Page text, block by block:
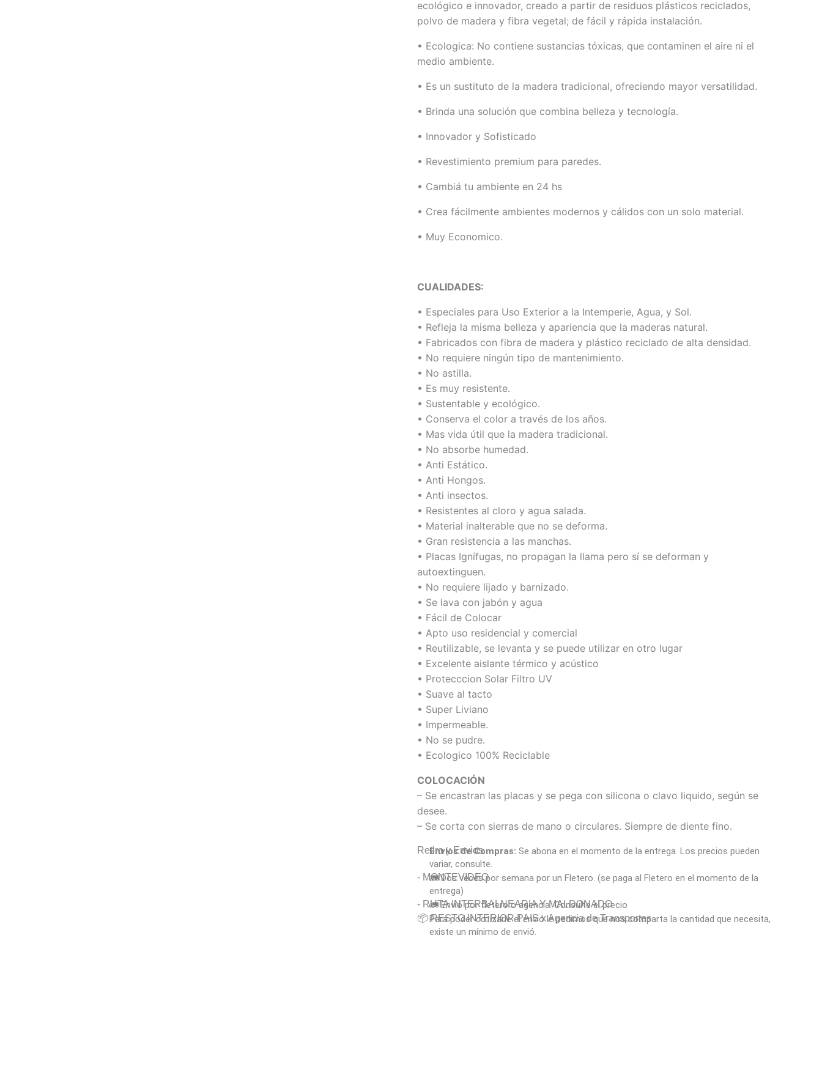
ecológico e innovador, creado a partir de residuos plásticos reciclados,
polvo de madera y fibra vegetal; de fácil y rápida instalación.
• Ecologica: No contiene sustancias tóxicas, que contaminen el aire ni el
medio ambiente.
• Es un sustituto de la madera tradicional, ofreciendo mayor versatilidad.
• Brinda una solución que combina belleza y tecnología.
• Innovador y Sofisticado
• Revestimiento premium para paredes.
• Cambiá tu ambiente en 24 hs
• Crea fácilmente ambientes modernos y cálidos con un solo material.
• Muy Economico.
CUALIDADES:
• Especiales para Uso Exterior a la Intemperie, Agua, y Sol.
• Refleja la misma belleza y apariencia que la maderas natural.
• Fabricados con fibra de madera y plástico reciclado de alta densidad.
• No requiere ningún tipo de mantenimiento.
• No astilla.
• Es muy resistente.
• Sustentable y ecológico.
• Conserva el color a través de los años.
• Mas vida útil que la madera tradicional.
• No absorbe humedad.
• Anti Estático.
• Anti Hongos.
• Anti insectos.
• Resistentes al cloro y agua salada.
• Material inalterable que no se deforma.
• Gran resistencia a las manchas.
• Placas Ignífugas, no propagan la llama pero sí se deforman y
autoextinguen.
• No requiere lijado y barnizado.
• Se lava con jabón y agua
• Fácil de Colocar
• Apto uso residencial y comercial
• Reutilizable, se levanta y se puede utilizar en otro lugar
• Excelente aislante térmico y acústico
• Protecccion Solar Filtro UV
• Suave al tacto
• Super Liviano
• Impermeable.
• No se pudre.
• Ecologico 100% Reciclable
COLOCACIÓN
– Se encastran las placas y se pega con silicona o clavo liquido, según se
desee.
– Se corta con sierras de mano o circulares. Siempre de diente fino.
Retiro y Envios
Envíos de Compras: Se abona en el momento de la entrega. Los precios pueden
variar, consulte.
- MONTEVIDEO
🚛 Dos veces por semana por un Fletero. (se paga al Fletero en el momento de la
entrega)
- RUTA INTERBALNEARIA Y MALDONADO
🚛 Envió por fletero o agencia. Consulte el precio
📦 RESTO INTERIOR PAIS x Agencia de Transportes
Para poder cotizarle el envió le pedimos que nos comparta la cantidad que necesita,
existe un mínimo de envió.